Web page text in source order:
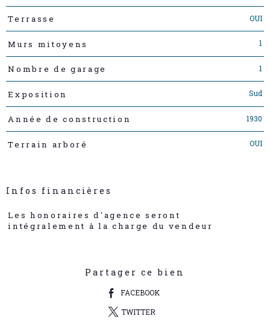
Terrasse OUI
Murs mitoyens 1
Nombre de garage 1
Exposition Sud
Année de construction 1930
Terrain arboré OUI
Infos financières
Caractéristiques Valeurs
Les honoraires d'agence seront
intégralement à la charge du vendeur
Partager ce bien
FACEBOOK
TWITTER